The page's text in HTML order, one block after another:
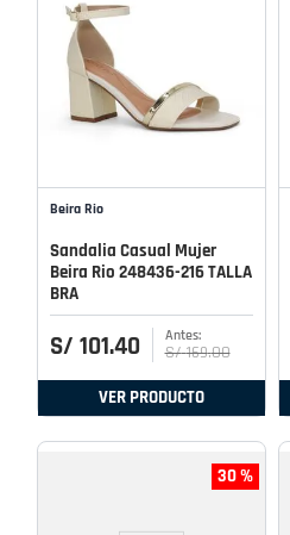
Beira Rio
Sandalia Casual Mujer
Beira Rio 248436-216 TALLA
BRA
S/ 101.40 S/ 169.00
VER PRODUCTO
30 %